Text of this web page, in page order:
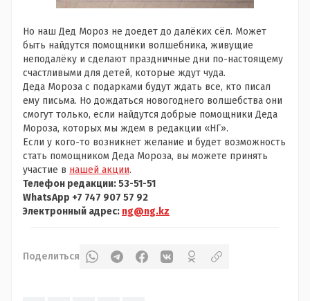
Но наш Дед Мороз не доедет до далёких сёл. Может
быть найдутся помощники волшебника, живущие
неподалёку и сделают праздничные дни по-настоящему
счастливыми для детей, которые ждут чуда.
Деда Мороза с подарками будут ждать все, кто писал
ему письма. Но дождаться новогоднего волшебства они
смогут только, если найдутся добрые помощники Деда
Мороза, которых мы ждем в редакции «НГ».
Если у кого-то возникнет желание и будет возможность
стать помощником Деда Мороза, вы можете принять
участие в нашей акции.
Телефон редакции: 53-51-51
WhatsApp +7 747 907 57 92
Электронный адрес: ng@ng.kz
Поделиться